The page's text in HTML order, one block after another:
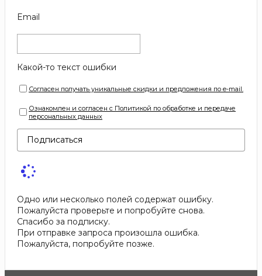
Email
Какой-то текст ошибки
Согласен получать уникальные скидки и предложения по e-mail.
Ознакомлен и согласен с Политикой по обработке и передаче
персональных данных
Подписаться
Одно или несколько полей содержат ошибку.
Пожалуйста проверьте и попробуйте снова.
Спасибо за подписку.
При отправке запроса произошла ошибка.
Пожалуйста, попробуйте позже.